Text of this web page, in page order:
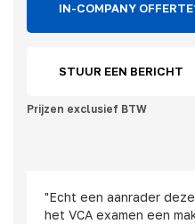
IN-COMPANY
STUUR EEN BERICHT
Prijzen exclusief BTW
"Echt een aanrader
het VCA examen een